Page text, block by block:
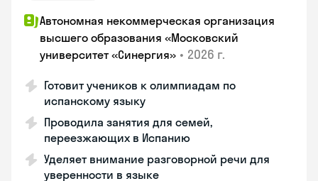
Автономная некоммерческая организация
высшего образования «Московский
университет «Синергия» • 2026 г.
Готовит учеников к олимпиадам по
испанскому языку
Проводила занятия для семей,
переезжающих в Испанию
Уделяет внимание разговорной речи для
уверенности в языке